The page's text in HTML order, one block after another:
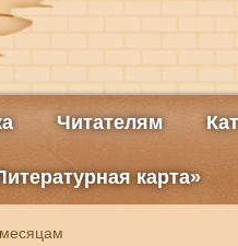
Читателям
карта»